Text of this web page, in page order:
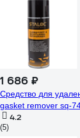
1 686 ₽
Средство для
gasket remover sq-
4.2
(5)